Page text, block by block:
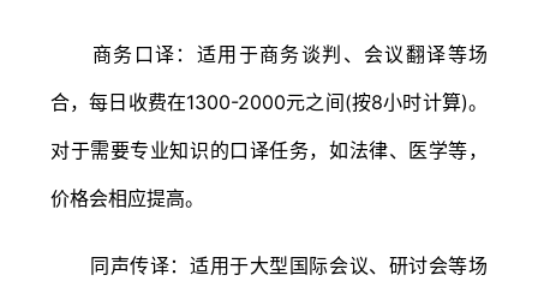
商务口译：适用于商务谈判、会议翻译等场
合，每日收费在1300-2000元之间(按8小时计算)。
对于需要专业知识的口译任务，如法律、医学等，
价格会相应提高。
同声传译：适用于大型国际会议、研讨会等场